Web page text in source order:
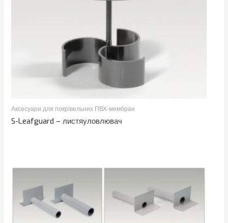
Аксесуари для покрівельних ПВХ-мембран
S-Leafguard – листяуловлювач